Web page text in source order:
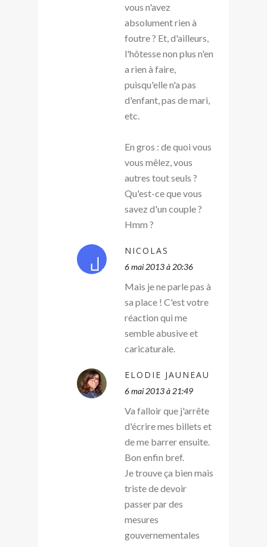
vous n'avez
absolument rien à
foutre ? Et, d'ailleurs,
l'hôtesse non plus n'en
a rien à faire,
puisqu'elle n'a pas
d'enfant, pas de mari,
etc.
En gros : de quoi vous
vous mêlez, vous
autres tout seuls ?
Qu'est-ce que vous
savez d'un couple ?
Hmm ?
NICOLAS
6 mai 2013 à 20:36
Mais je ne parle pas à
sa place ! C'est votre
réaction qui me
semble abusive et
caricaturale.
ELODIE JAUNEAU
6 mai 2013 à 21:49
Va falloir que j'arrête
d'écrire mes billets et
de me barrer ensuite.
Bon enfin bref.
Je trouve ça bien mais
triste de devoir
passer par des
mesures
gouvernementales